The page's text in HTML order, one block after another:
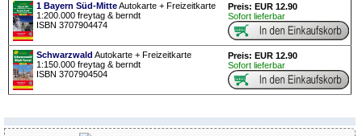
1 Bayern Süd-MitteAutokarte + Freizeitkarte
1:200.000 freytag & berndt
ISBN 3707904474
Preis: EUR 12.90
Sofort lieferbar
Schwarzwald Autokarte + Freizeitkarte
1:150.000 freytag & berndt
ISBN 3707904504
Preis: EUR 12.90
Sofort lieferbar